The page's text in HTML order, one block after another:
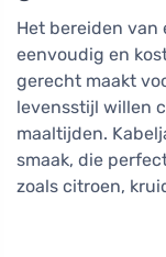
Het bereiden van
eenvoudig en
gerecht maakt
levensstijl willen
maaltijden.
smaak, die
zoals citroen,